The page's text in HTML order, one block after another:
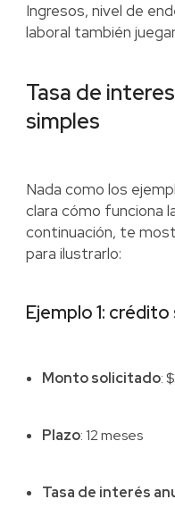
Ingresos, nivel de
laboral también
Tasa de
simples
Nada como los
clara cómo funciona
continuación, te
para ilustrarlo:
Ejemplo 1:
Monto solicitado:
Plazo: 12 meses
Tasa de interés